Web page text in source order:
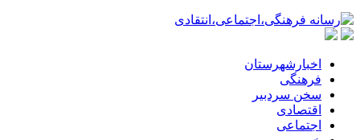
اخبارشهرستان
فرهنگی
سخن سردبیر
اقتصادی
اجتماعی